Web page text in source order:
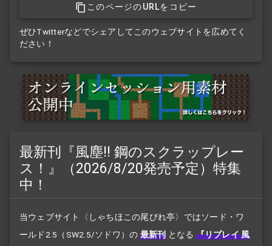
このページのURLをコピー
ぜひTwitterなどでシェアしてこのウェブサイトを広めてく
ださい！
最新刊『風塵!! 鋼のスクラップレー
ス！』（2026/8/20発売予定）特集
中！
当ウェブサイト〈しゃちほこの尾びれ亭〉ではソード・ワ
ールド2.5（SW2.5/ソドワ）の 最新刊 となる 『リプレイ 風